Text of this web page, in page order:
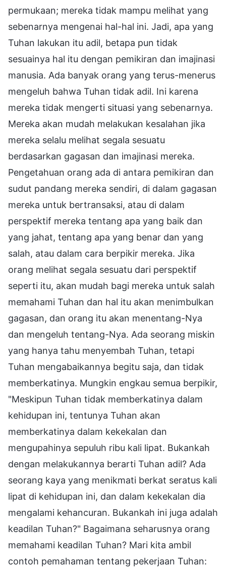
permukaan; mereka tidak mampu melihat yang
sebenarnya mengenai hal-hal ini. Jadi, apa yang
Tuhan lakukan itu adil, betapa pun tidak
sesuainya hal itu dengan pemikiran dan imajinasi
manusia. Ada banyak orang yang terus-menerus
mengeluh bahwa Tuhan tidak adil. Ini karena
mereka tidak mengerti situasi yang sebenarnya.
Mereka akan mudah melakukan kesalahan jika
mereka selalu melihat segala sesuatu
berdasarkan gagasan dan imajinasi mereka.
Pengetahuan orang ada di antara pemikiran dan
sudut pandang mereka sendiri, di dalam gagasan
mereka untuk bertransaksi, atau di dalam
perspektif mereka tentang apa yang baik dan
yang jahat, tentang apa yang benar dan yang
salah, atau dalam cara berpikir mereka. Jika
orang melihat segala sesuatu dari perspektif
seperti itu, akan mudah bagi mereka untuk salah
memahami Tuhan dan hal itu akan menimbulkan
gagasan, dan orang itu akan menentang-Nya
dan mengeluh tentang-Nya. Ada seorang miskin
yang hanya tahu menyembah Tuhan, tetapi
Tuhan mengabaikannya begitu saja, dan tidak
memberkatinya. Mungkin engkau semua berpikir,
"Meskipun Tuhan tidak memberkatinya dalam
kehidupan ini, tentunya Tuhan akan
memberkatinya dalam kekekalan dan
mengupahinya sepuluh ribu kali lipat. Bukankah
dengan melakukannya berarti Tuhan adil? Ada
seorang kaya yang menikmati berkat seratus kali
lipat di kehidupan ini, dan dalam kekekalan dia
mengalami kehancuran. Bukankah ini juga adalah
keadilan Tuhan?" Bagaimana seharusnya orang
memahami keadilan Tuhan? Mari kita ambil
contoh pemahaman tentang pekerjaan Tuhan: